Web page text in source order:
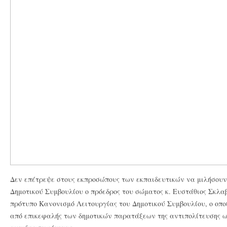
Δεν επέτρεψε στους εκπροσώπους των εκπαιδευτικών να μιλήσουν
Δημοτικού Συμβουλίου ο πρόεδρος του σώματος κ. Ευστάθιος
πρότυπο Κανονισμό Λειτουργίας του Δημοτικού Συμβουλίου, ο
από επικεφαλής των δημοτικών παρατάξεων της αντιπολίτευσης